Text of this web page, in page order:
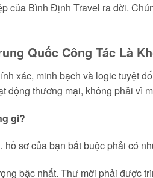
của Bình Định Travel ra đời.
Quốc Công Tác Là
xác, minh bạch và logic tuyệt
động thương mại, không phải vì
gì?
sơ của bạn bắt buộc phải có
bậc nhất. Thư mời phải được